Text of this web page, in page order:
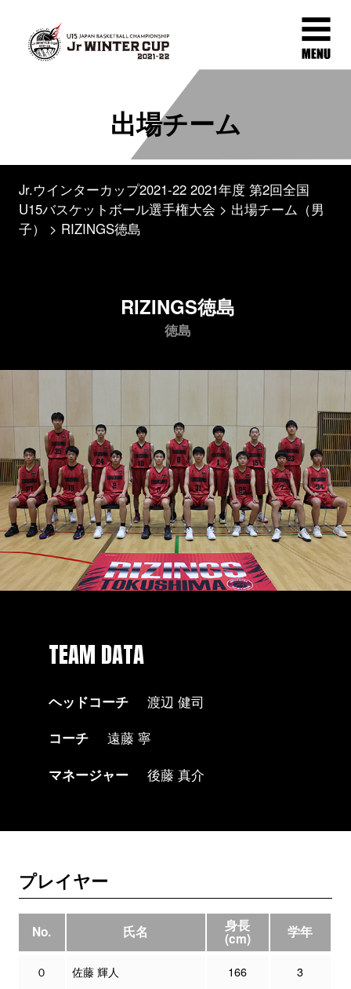
出場チーム
Jr.ウインターカップ2021-22 2021年度 第2回全国
U15バスケットボール選手権大会
出場チーム（男
子）
RIZINGS徳島
RIZINGS徳島
徳島
TEAM DATA
ヘッドコーチ
渡辺 健司
コーチ
遠藤 寧
マネージャー
後藤 真介
プレイヤー
No. 氏名 身長
(cm) 学年
０ 佐藤 輝人 166 3